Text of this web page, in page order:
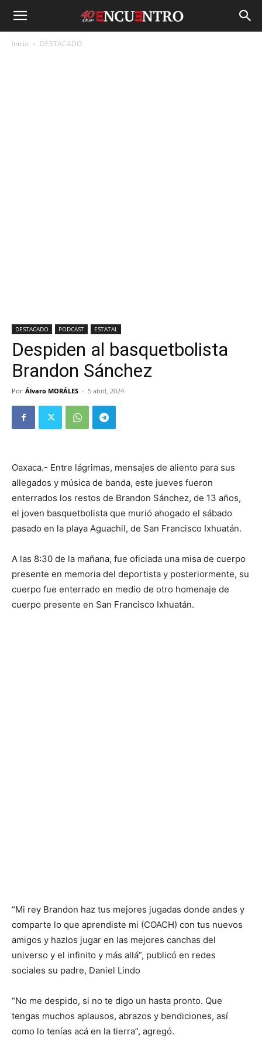
Inicio DESTACADO
DESTACADO PODCAST ESTATAL
Despiden al basquetbolista
Brandon Sánchez
Por Álvaro MORÁLES - 5 abril, 2024
Oaxaca.- Entre lágrimas, mensajes de aliento para sus
allegados y música de banda, este jueves fueron
enterrados los restos de Brandon Sánchez, de 13 años,
el joven basquetbolista que murió ahogado el sábado
pasado en la playa Aguachil, de San Francisco Ixhuatán.
A las 8:30 de la mañana, fue oficiada una misa de cuerpo
presente en memoria del deportista y posteriormente, su
cuerpo fue enterrado en medio de otro homenaje de
cuerpo presente en San Francisco Ixhuatán.
“Mi rey Brandon haz tus mejores jugadas donde andes y
comparte lo que aprendiste mi (COACH) con tus nuevos
amigos y hazlos jugar en las mejores canchas del
universo y el infinito y más allá”, publicó en redes
sociales su padre, Daniel Lindo
“No me despido, si no te digo un hasta pronto. Que
tengas muchos aplausos, abrazos y bendiciones, así
como lo tenías acá en la tierra”, agregó.